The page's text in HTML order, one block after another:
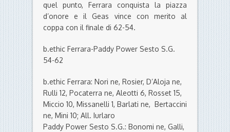
quel punto, Ferrara conquista la piazza
d’onore e il Geas vince con merito al
coppa con il finale di 62-54.
b.ethic Ferrara-Paddy Power Sesto S.G.
54-62
b.ethic Ferrara: Nori ne, Rosier, D’Aloja ne,
Rulli 12, Pocaterra ne, Aleotti 6, Rosset 15,
Miccio 10, Missanelli 1, Barlati ne, Bertaccini
ne, Mini 10; All. Iurlaro
Paddy Power Sesto S.G.: Bonomi ne, Galli,